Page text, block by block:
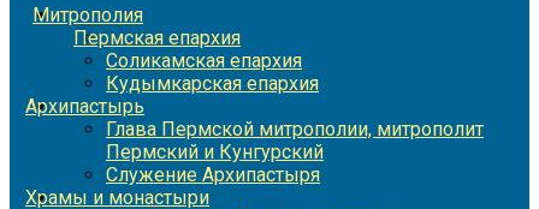
Митрополия
Пермская епархия
Соликамская епархия
Кудымкарская епархия
Архипастырь
Глава Пермской митрополии, митрополит
Пермский и Кунгурский
Служение Архипастыря
Храмы и монастыри